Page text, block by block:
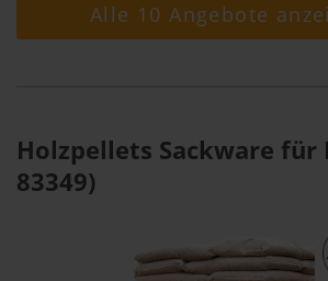
Alle 10 Angebote
Holzpellets Sackware für
83349)